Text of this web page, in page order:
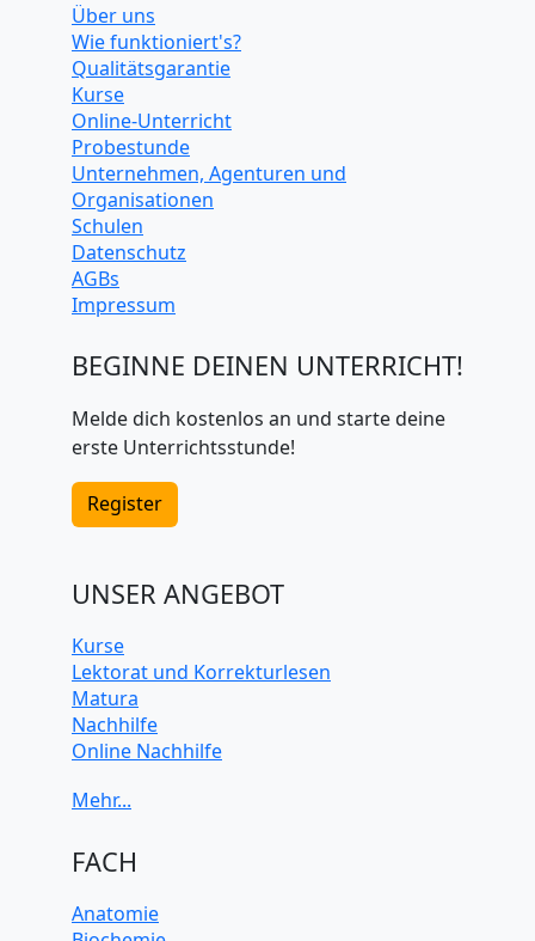
Über uns
Wie funktioniert's?
Qualitätsgarantie
Kurse
Online-Unterricht
Probestunde
Unternehmen, Agenturen und
Organisationen
Schulen
Datenschutz
AGBs
Impressum
BEGINNE DEINEN UNTERRICHT!
Melde dich kostenlos an und starte deine
erste Unterrichtsstunde!
Register
UNSER ANGEBOT
Kurse
Lektorat und Korrekturlesen
Matura
Nachhilfe
Online Nachhilfe
FACH
Anatomie